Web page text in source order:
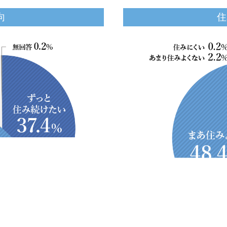
OTHER CONTENTS